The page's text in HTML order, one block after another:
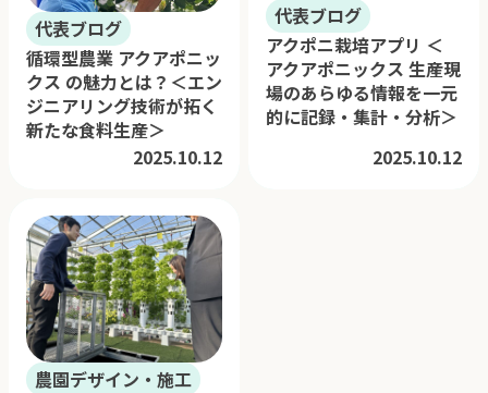
代表ブログ
循環型農業 アクアポニッ
クス の魅力とは？＜エン
ジニアリング技術が拓く
新たな食料生産＞
2025.10.12
代表ブログ
アクポニ栽培アプリ ＜
アクアポニックス 生産現
場のあらゆる情報を一元
的に記録・集計・分析＞
2025.10.12
農園デザイン・施工